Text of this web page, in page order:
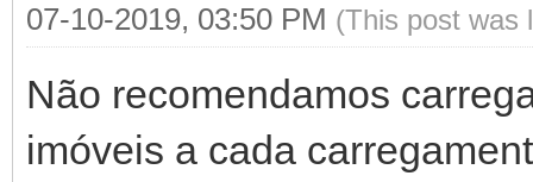
07-10-2019, 03:50 PM (This post was
Não recomendamos
imóveis a cada